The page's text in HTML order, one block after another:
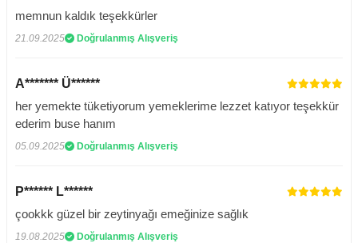
memnun kaldık teşekkürler
21.09.2025 Doğrulanmış Alışveriş
A******* Ü******
her yemekte tüketiyorum yemeklerime lezzet katıyor teşekkür
ederim buse hanım
05.09.2025 Doğrulanmış Alışveriş
P****** L******
çookkk güzel bir zeytinyağı emeğinize sağlık
19.08.2025 Doğrulanmış Alışveriş